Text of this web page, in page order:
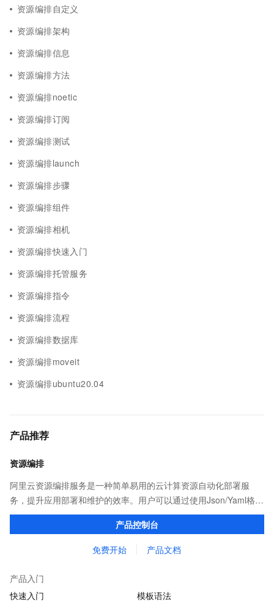
资源编排自定义
资源编排架构
资源编排信息
资源编排方法
资源编排noetic
资源编排订阅
资源编排测试
资源编排launch
资源编排步骤
资源编排组件
资源编排相机
资源编排快速入门
资源编排托管服务
资源编排指令
资源编排流程
资源编排数据库
资源编排moveit
资源编排ubuntu20.04
产品推荐
资源编排
阿里云资源编排服务是一种简单易用的云计算资源自动化部署服
务，提升应用部署和维护的效率。用户可以通过使用Json/Yaml格式
的模版描述多个云计算资源的配置、依赖关系等，实现基础设施即
产品控制台
免费开始 产品文档
产品入门
快速入门
模板语法